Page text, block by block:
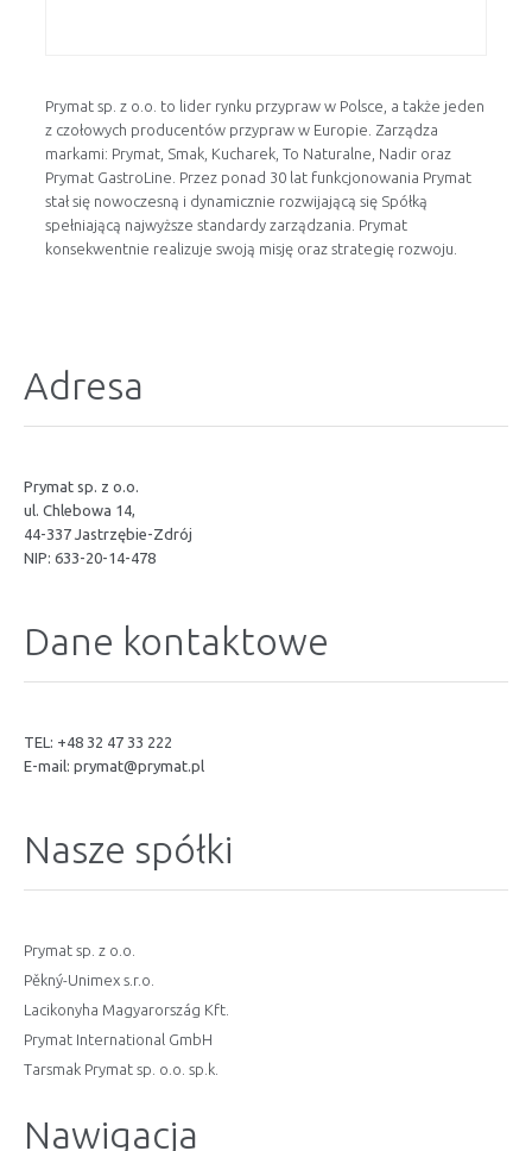
Prymat sp. z o.o. to lider rynku przypraw w Polsce, a także jeden
z czołowych producentów przypraw w Europie. Zarządza
markami: Prymat, Smak, Kucharek, To Naturalne, Nadir oraz
Prymat GastroLine. Przez ponad 30 lat funkcjonowania Prymat
stał się nowoczesną i dynamicznie rozwijającą się Spółką
spełniającą najwyższe standardy zarządzania. Prymat
konsekwentnie realizuje swoją misję oraz strategię rozwoju.
Adresa
Prymat sp. z o.o.
ul. Chlebowa 14,
44-337 Jastrzębie-Zdrój
NIP: 633-20-14-478
Dane kontaktowe
TEL: +48 32 47 33 222
E-mail: prymat@prymat.pl
Nasze spółki
Prymat sp. z o.o.
Pěkný-Unimex s.r.o.
Lacikonyha Magyarország Kft.
Prymat International GmbH
Tarsmak Prymat sp. o.o. sp.k.
Nawigacja